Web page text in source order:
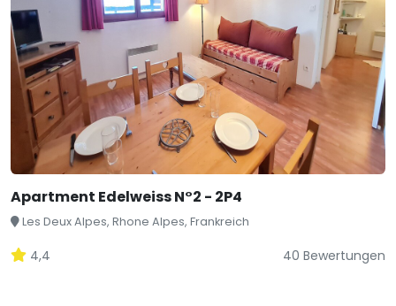
Apartment Edelweiss N°2 - 2P4
Les Deux Alpes, Rhone Alpes, Frankreich
4,4 40 Bewertungen